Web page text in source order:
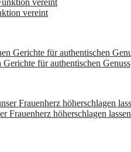
vereint
für authentischen Genuss
Frauenherz höherschlagen lassen